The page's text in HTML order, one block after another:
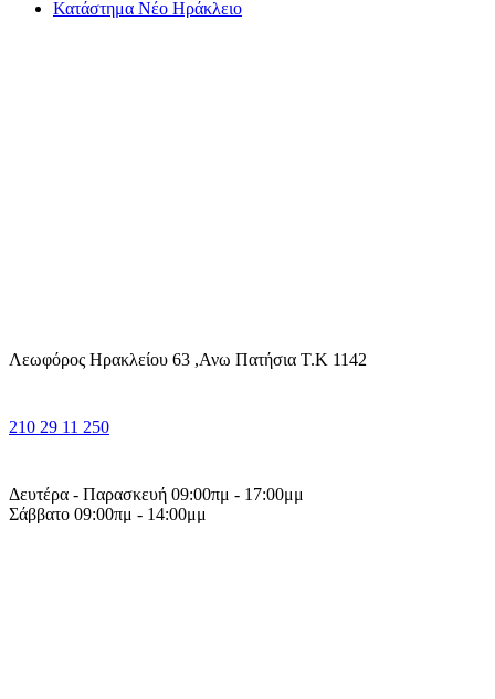
Κατάστημα Νέο Ηράκλειο
Λεωφόρος Ηρακλείου 63 ,Ανω Πατήσια Τ.Κ 1142
210 29 11 250
Δευτέρα - Παρασκευή 09:00πμ - 17:00μμ
Σάββατο 09:00πμ - 14:00μμ